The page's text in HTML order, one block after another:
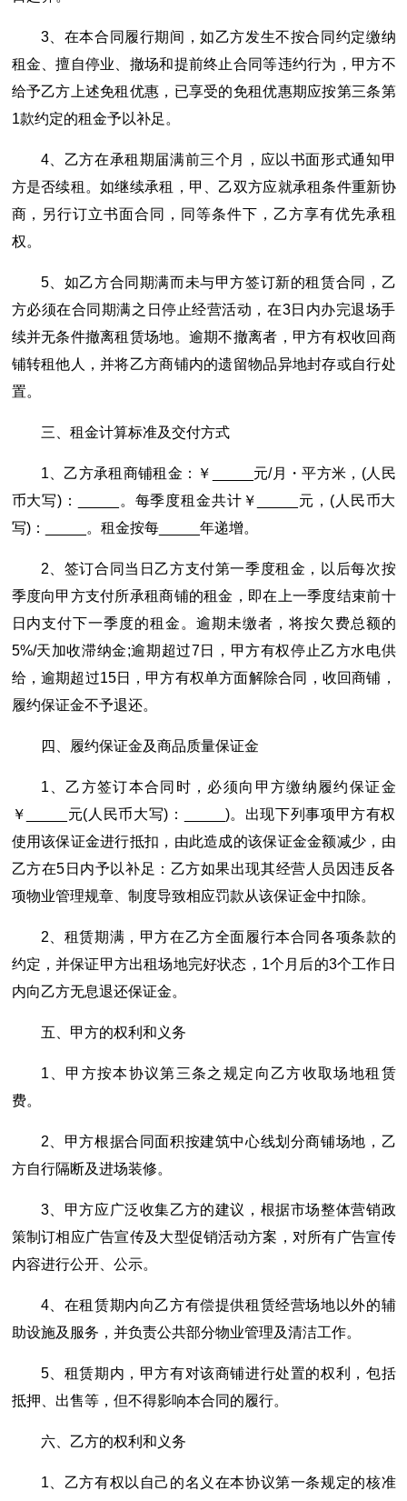
3、在本合同履行期间，如乙方发生不按合同约定缴纳
租金、擅自停业、撤场和提前终止合同等违约行为，甲方不
给予乙方上述免租优惠，已享受的免租优惠期应按第三条第
1款约定的租金予以补足。
4、乙方在承租期届满前三个月，应以书面形式通知甲
方是否续租。如继续承租，甲、乙双方应就承租条件重新协
商，另行订立书面合同，同等条件下，乙方享有优先承租
权。
5、如乙方合同期满而未与甲方签订新的租赁合同，乙
方必须在合同期满之日停止经营活动，在3日内办完退场手
续并无条件撤离租赁场地。逾期不撤离者，甲方有权收回商
铺转租他人，并将乙方商铺内的遗留物品异地封存或自行处
置。
三、租金计算标准及交付方式
1、乙方承租商铺租金：￥_____元/月・平方米，(人民
币大写)：_____。每季度租金共计￥_____元，(人民币大
写)：_____。租金按每_____年递增。
2、签订合同当日乙方支付第一季度租金，以后每次按
季度向甲方支付所承租商铺的租金，即在上一季度结束前十
日内支付下一季度的租金。逾期未缴者，将按欠费总额的
5%/天加收滞纳金;逾期超过7日，甲方有权停止乙方水电供
给，逾期超过15日，甲方有权单方面解除合同，收回商铺，
履约保证金不予退还。
四、履约保证金及商品质量保证金
1、乙方签订本合同时，必须向甲方缴纳履约保证金
￥_____元(人民币大写)：_____)。出现下列事项甲方有权
使用该保证金进行抵扣，由此造成的该保证金金额减少，由
乙方在5日内予以补足：乙方如果出现其经营人员因违反各
项物业管理规章、制度导致相应罚款从该保证金中扣除。
2、租赁期满，甲方在乙方全面履行本合同各项条款的
约定，并保证甲方出租场地完好状态，1个月后的3个工作日
内向乙方无息退还保证金。
五、甲方的权利和义务
1、甲方按本协议第三条之规定向乙方收取场地租赁
费。
2、甲方根据合同面积按建筑中心线划分商铺场地，乙
方自行隔断及进场装修。
3、甲方应广泛收集乙方的建议，根据市场整体营销政
策制订相应广告宣传及大型促销活动方案，对所有广告宣传
内容进行公开、公示。
4、在租赁期内向乙方有偿提供租赁经营场地以外的辅
助设施及服务，并负责公共部分物业管理及清洁工作。
5、租赁期内，甲方有对该商铺进行处置的权利，包括
抵押、出售等，但不得影响本合同的履行。
六、乙方的权利和义务
1、乙方有权以自己的名义在本协议第一条规定的核准